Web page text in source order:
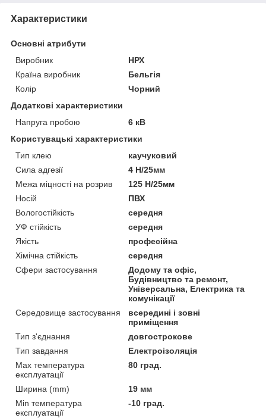
Характеристики
Основні атрибути
Виробник
НРХ
Країна виробник
Бельгія
Колір
Чорний
Додаткові характеристики
Напруга пробою
6 кВ
Користувацькі характеристики
Тип клею
каучуковий
Сила адгезії
4 Н/25мм
Межа міцності на розрив
125 Н/25мм
Носій
ПВХ
Вологостійкість
середня
УФ стійкість
середня
Якість
професійна
Хімічна стійкість
середня
Сфери застосування
Додому та офіс,
Будівництво та ремонт,
Універсальна, Електрика та
комунікації
Середовище застосування
всередині і зовні
приміщення
Тип з'єднання
довгострокове
Тип завдання
Електроізоляція
Max температура
експлуатації
80 град.
Ширина (mm)
19 мм
Min температура
експлуатації
-10 град.